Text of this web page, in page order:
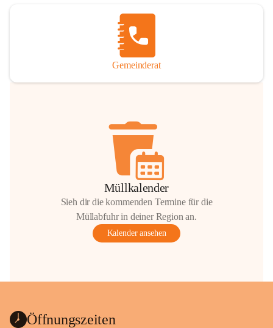
Gemeinderat
Müllkalender
Sieh dir die kommenden Termine für die
Müllabfuhr in deiner Region an.
Kalender ansehen
Öffnungszeiten